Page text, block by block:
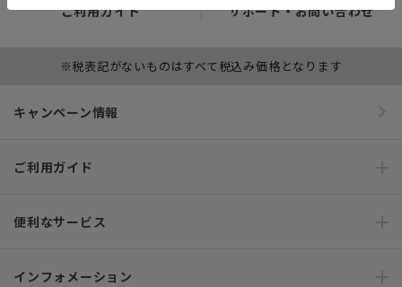
ご利用ガイド サポート・お問い合わせ
※税表記がないものはすべて税込み価格となります
キャンペーン情報
ご利用ガイド
便利なサービス
インフォメーション